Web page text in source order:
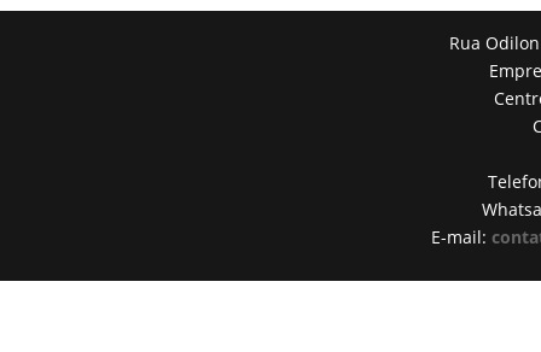
Rua
E-mail: